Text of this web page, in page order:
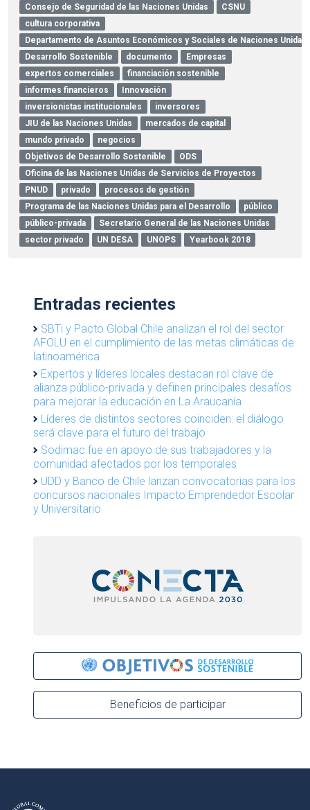
Consejo de Seguridad de las Naciones Unidas
CSNU
cultura corporativa
Departamento de Asuntos Económicos y Sociales de Naciones Unidas
Desarrollo Sostenible
documento
Empresas
expertos comerciales
financiación sostenible
informes financieros
Innovación
inversionistas institucionales
inversores
JIU de las Naciones Unidas
mercados de capital
mundo privado
negocios
Objetivos de Desarrollo Sostenible
ODS
Oficina de las Naciones Unidas de Servicios de Proyectos
PNUD
privado
procesos de gestión
Programa de las Naciones Unidas para el Desarrollo
público
público-privada
Secretario General de las Naciones Unidas
sector privado
UN DESA UNOPS Yearbook 2018
Entradas recientes
SBTi y Pacto Global Chile analizan el rol del sector
AFOLU en el cumplimiento de las metas climáticas de
latinoamérica
Expertos y líderes locales destacan rol clave de
alianza público-privada y definen principales desafíos
para mejorar la educación en La Araucanía
Líderes de distintos sectores coinciden: el diálogo
será clave para el futuro del trabajo
Sodimac fue en apoyo de sus trabajadores y la
comunidad afectados por los temporales
UDD y Banco de Chile lanzan convocatorias para los
concursos nacionales Impacto Emprendedor Escolar
y Universitario
Beneficios de participar